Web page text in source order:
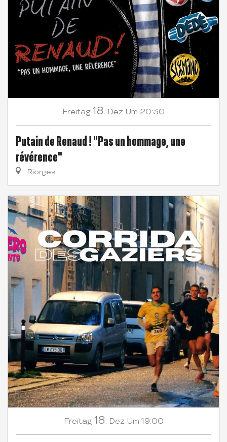
Freitag 18. Dez Um 20:30
Putain de Renaud ! "Pas un hommage, une
révérence"
Riorges
Freitag 18. Dez Um 19:00